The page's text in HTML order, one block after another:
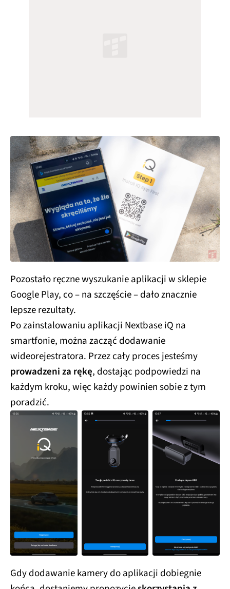
Pozostało ręczne wyszukanie aplikacji w sklepie
Google Play, co – na szczęście – dało znacznie
lepsze rezultaty.
Po zainstalowaniu aplikacji Nextbase iQ na
smartfonie, można zacząć dodawanie
wideorejestratora. Przez cały proces jesteśmy
prowadzeni za rękę, dostając podpowiedzi na
każdym kroku, więc każdy powinien sobie z tym
poradzić.
Gdy dodawanie kamery do aplikacji dobiegnie